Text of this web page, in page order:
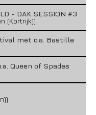
- DAK SESSION #3
(Kortrijk))
met o.a. Bastille
Queen of Spades